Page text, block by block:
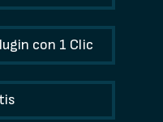
con 1 Clic